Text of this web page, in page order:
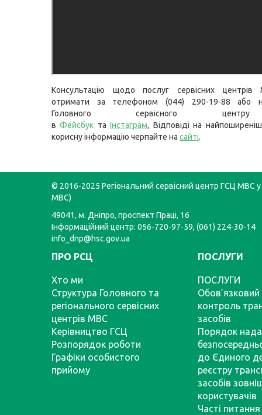
Консультацію щодо послуг сервісних
отримати за телефоном (044) 290-19-88 або
Головного сервісного
вФейсбук таІнстаграм. Відповіді на
корисну інформацію черпайте на сайті.
© 2016-2025 Регіональний сервісний центр ГСЦ МВС у
МВС)
49041, м. Дніпро, проспект Праці, 16
Інформаційний центр: 056-720-97-59, (061) 224-30-14
info_dnp@hsc.gov.ua
ПРО РСЦ
Хто ми
Структура Головного та
регіонального сервісних
центрів МВС
Керівництво ГСЦ
Розпорядок роботи
Графіки особистого
прийому
ПОСЛУГИ
ПОСЛУГИ
Обов’язковий
контроль
засобів
Порядок
до Єдиного
реєстру
засобів
користувачів
Часті питання